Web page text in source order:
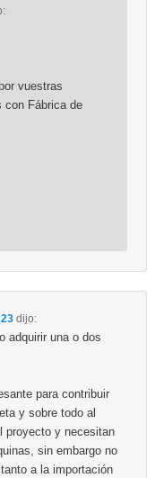
vuestras
con Fábrica de
dijo:
adquirir una o dos
para contribuir
y sobre todo al
proyecto y necesitan
sin embargo no
a la importación